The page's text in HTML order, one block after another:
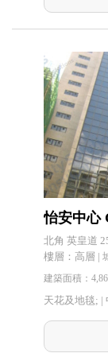
怡安中心
北角 英皇道
樓層：高層 |
建築面積：
天花及地毯; |